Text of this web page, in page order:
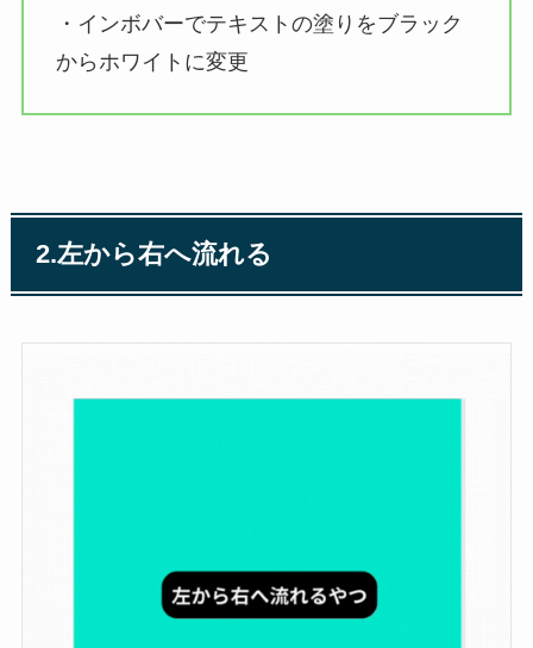
・インボバーでテキストの塗りをブラック
からホワイトに変更
2.左から右へ流れる